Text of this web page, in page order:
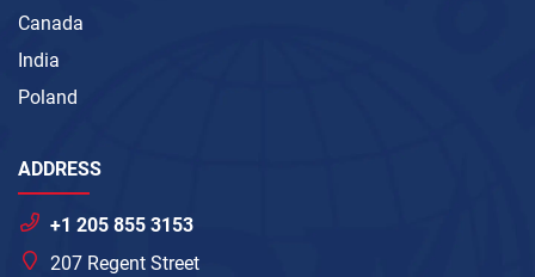
Canada
India
Poland
ADDRESS
+1 205 855 3153
207 Regent Street